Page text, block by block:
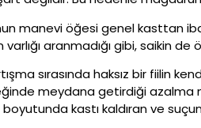
manevi öğesi genel kasttan
aranmadığı gibi, saikin de
sırasında haksız bir fiilin
meydana getirdiği azalma
kastı kaldıran ve